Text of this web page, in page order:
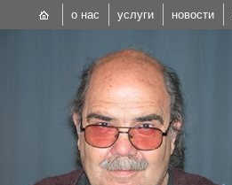
о нас услуги новости